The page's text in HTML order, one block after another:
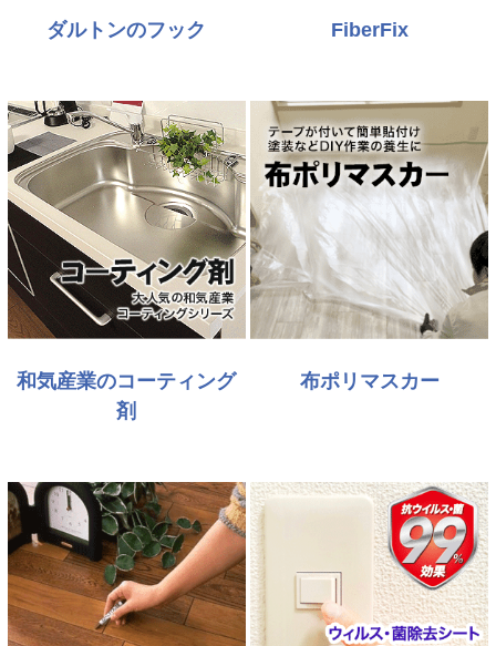
ダルトンのフック FiberFix
和気産業のコーティング
剤
布ポリマスカー